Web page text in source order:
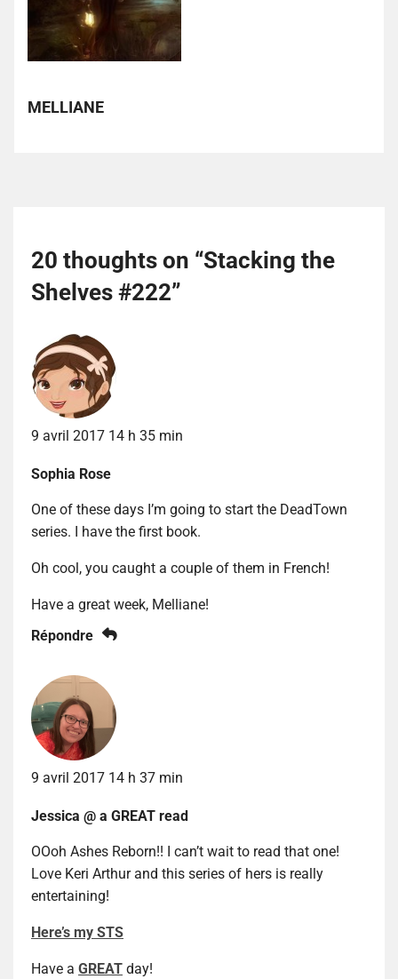
MELLIANE
20 thoughts on “Stacking the
Shelves #222”
9 avril 2017 14 h 35 min
Sophia Rose
One of these days I’m going to start the DeadTown
series. I have the first book.
Oh cool, you caught a couple of them in French!
Have a great week, Melliane!
Répondre
9 avril 2017 14 h 37 min
Jessica @ a GREAT read
OOoh Ashes Reborn!! I can’t wait to read that one!
Love Keri Arthur and this series of hers is really
entertaining!
Here’s my STS
Have a GREAT day!